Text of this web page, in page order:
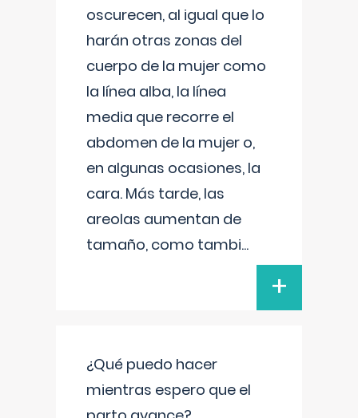
oscurecen, al igual que lo
harán otras zonas del
cuerpo de la mujer como
la línea alba, la línea
media que recorre el
abdomen de la mujer o,
en algunas ocasiones, la
cara. Más tarde, las
areolas aumentan de
tamaño, como tambi...
+
¿Qué puedo hacer
mientras espero que el